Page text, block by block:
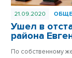
21.09.2020
Ушел в
района
По собственному